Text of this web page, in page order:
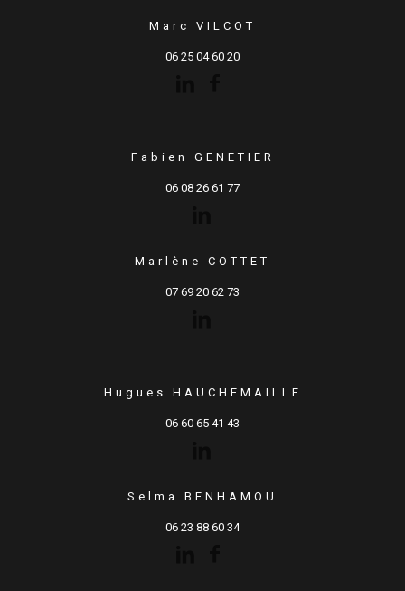
Marc VILCOT
06 25 04 60 20
Fabien GENETIER
06 08 26 61 77
Marlène COTTET
07 69 20 62 73
Hugues HAUCHEMAILLE
06 60 65 41 43
Selma BENHAMOU
06 23 88 60 34